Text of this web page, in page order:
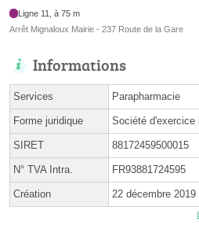
Ligne 11, à 75 m
Arrêt Mignaloux Mairie - 237 Route de la Gare
Informations
Services Parapharmacie
Forme juridique Société d'exercice
SIRET 88172459500015
N° TVA Intra. FR93881724595
Création 22 décembre 2019